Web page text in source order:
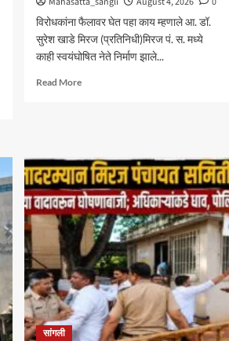
विरोधकांना फैलावर घेत पहा काय म्हणाले आ. डॉ.
सुरेश खाडे मिरज (प्रतिनिधी)मिरज पं. स. मध्ये
काही स्वयंघोषित नेते निर्माण झाले...
Read MoreRead
आज
उत्तर
दिले’;
सत्तांतरानंतर
खाडे,
संजयकाकांचा
विरोधकांवर
निशाणा
सांगली